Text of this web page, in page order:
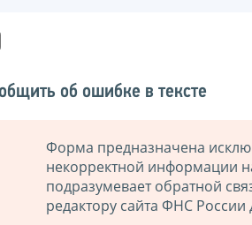
об ошибке в тексте
Форма предназначена
некорректной информации
подразумевает обратной
редактору сайта ФНС России